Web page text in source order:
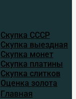
Скупка CCСР
Скупка выездная
Скупка монет
Скупка платины
Скупка слитков
Оценка золота
Главная